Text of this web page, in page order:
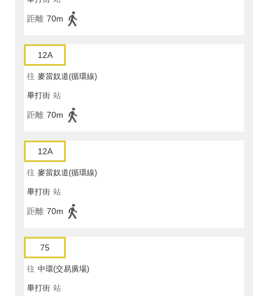
距離 70m
12A
往 麥當奴道(循環線)
畢打街 站
距離 70m
12A
往 麥當奴道(循環線)
畢打街 站
距離 70m
75
往 中環(交易廣場)
畢打街 站